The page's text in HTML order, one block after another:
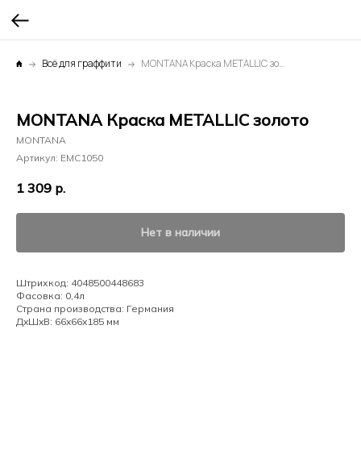
Всё для граффити MONTANA Краска METALLIC золото
MONTANA Краска METALLIC золото
MONTANA
Артикул: EMC1050
1 309 р.
Нет в наличии
Штрихкод: 4048500448683
Фасовка: 0,4л
Страна производства: Германия
ДxШxВ: 66x66x185 мм